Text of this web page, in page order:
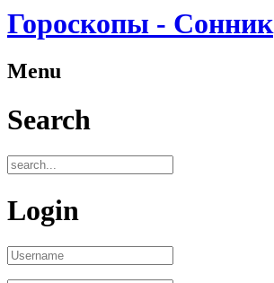
Гороскопы - Сонник
Menu
Search
Login